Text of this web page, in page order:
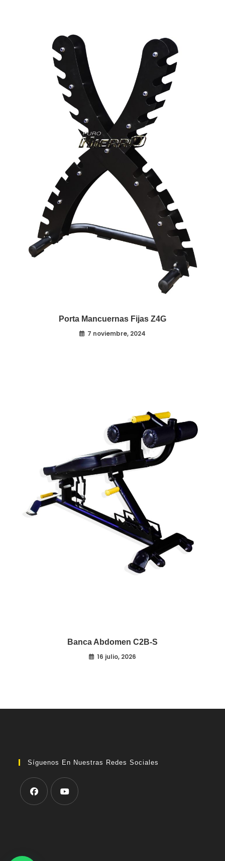
Porta Mancuernas Fijas Z4G
7 noviembre, 2024
Banca Abdomen C2B-S
16 julio, 2026
Síguenos En Nuestras Redes Sociales